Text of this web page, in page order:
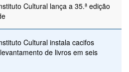
Cultural lança a 35.ª edição
Cultural instala cacifos
de livros em seis